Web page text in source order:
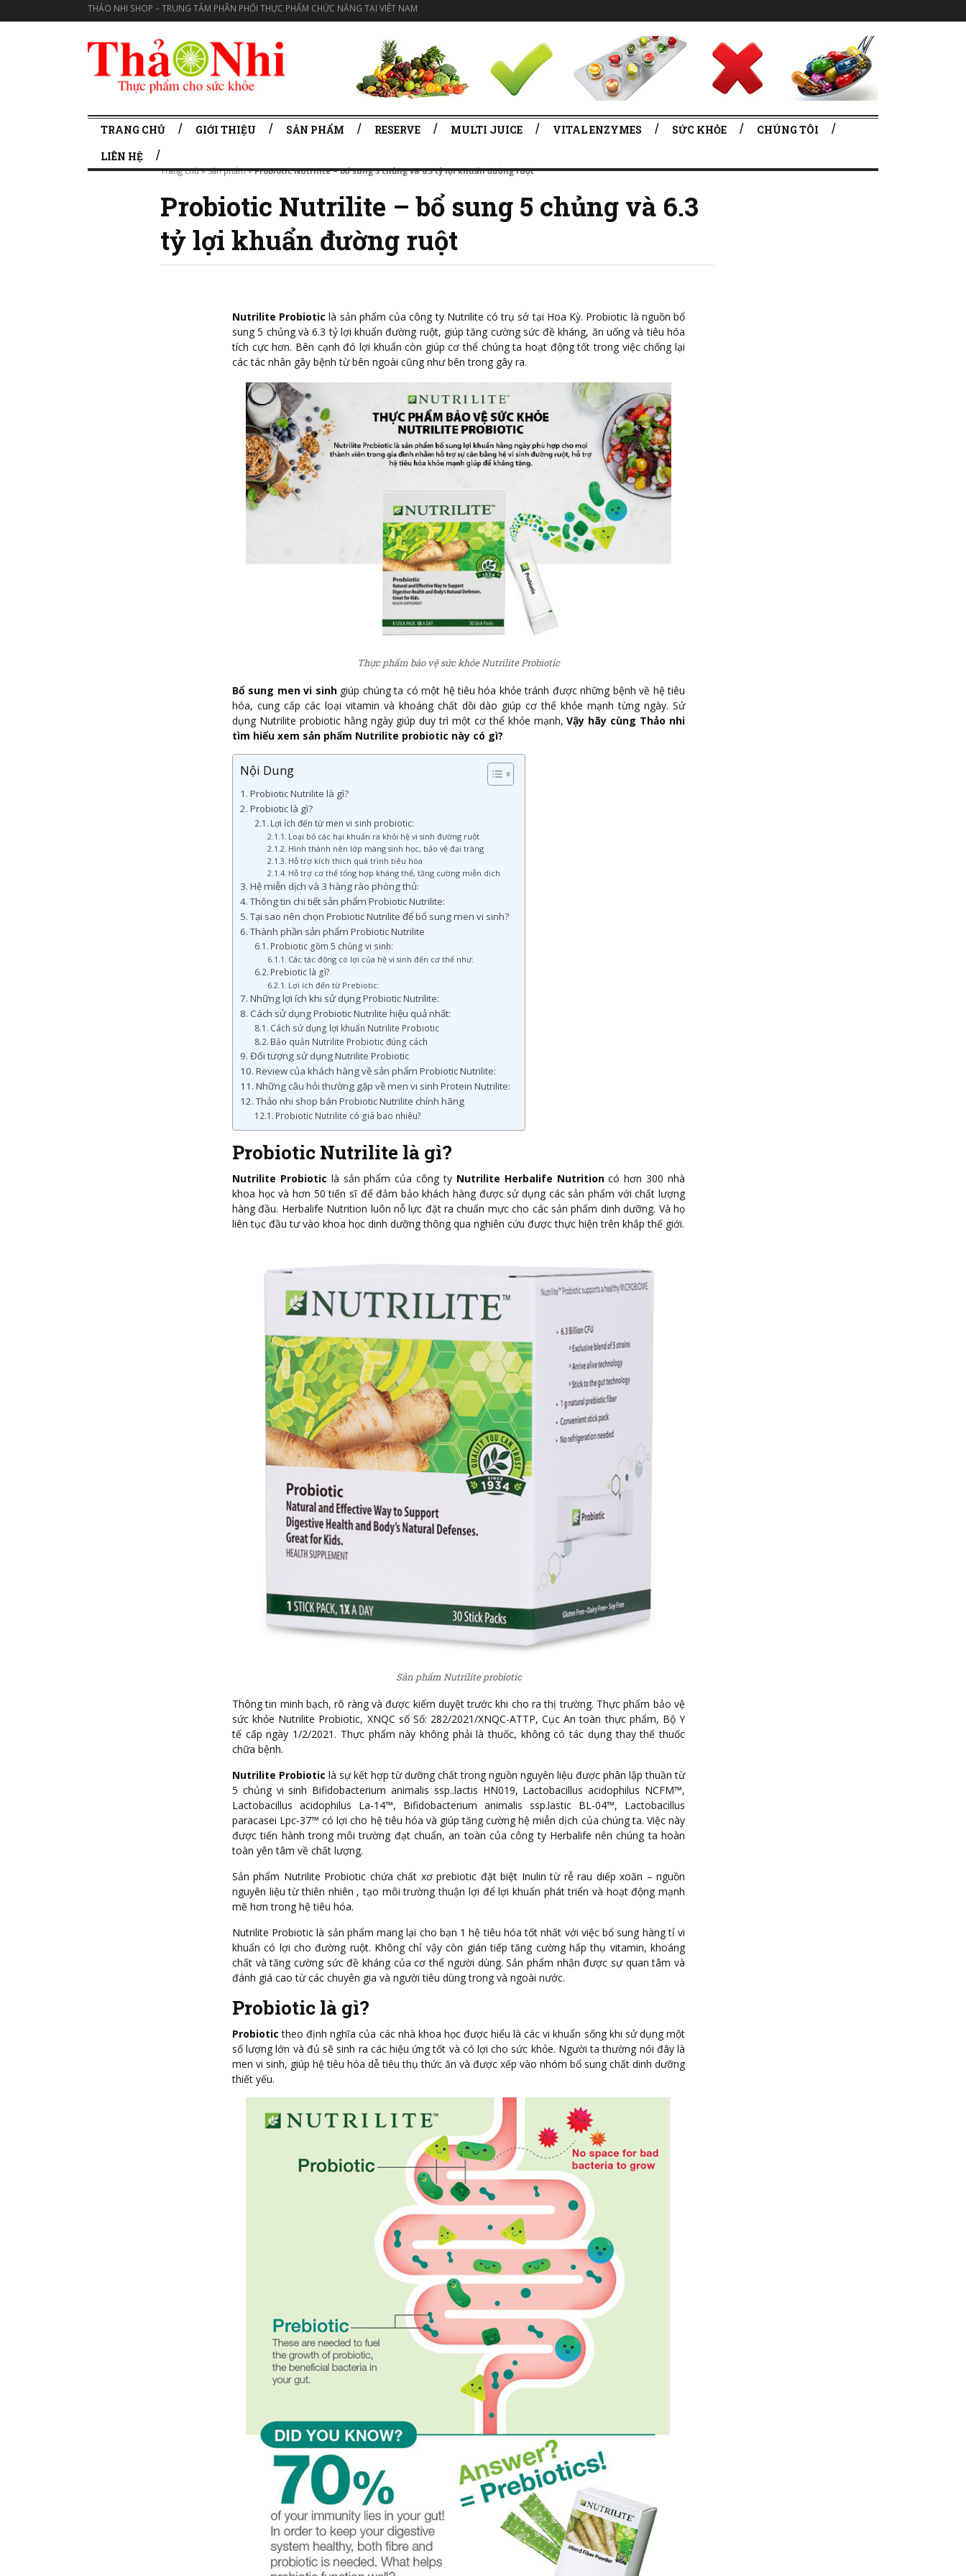
THẢO NHI SHOP – TRUNG TÂM PHÂN PHỐI THỰC PHẨM CHỨC NĂNG TẠI VIÊT NAM
TRANG CHỦ GIỚI THIỆU SẢN PHẨM RESERVE MULTI JUICE VITAL ENZYMES SỨC KHỎE
CHÚNG TÔI
LIÊN HỆ
Trang chủ»Sản phẩm»Probiotic Nutrilite – bổ sung 5 chủng và 6.3 tỷ lợi khuẩn đường ruột
Probiotic Nutrilite – bổ sung 5 chủng và 6.3
tỷ lợi khuẩn đường ruột
Nutrilite Probiotic là sản phẩm của công ty Nutrilite có trụ sở tại Hoa Kỳ. Probiotic là nguồn bổ
sung 5 chủng và 6.3 tỷ lợi khuẩn đường ruột, giúp tăng cường sức đề kháng, ăn uống và tiêu hóa
tích cực hơn. Bên cạnh đó lợi khuẩn còn giúp cơ thể chúng ta hoạt động tốt trong việc chống lại
các tác nhân gây bệnh từ bên ngoài cũng như bên trong gây ra.
Thực phẩm bảo vệ sức khỏe Nutrilite Probiotic
Bổ sung men vi sinhgiúp chúng ta có một hệ tiêu hóa khỏe tránh được những bệnh về hệ tiêu
hóa, cung cấp các loại vitamin và khoáng chất dồi dào giúp cơ thể khỏe mạnh từng ngày. Sử
dụng Nutrilite probiotic hằng ngày giúp duy trì một cơ thể khỏe mạnh,Vậy hãy cùng Thảo nhi
tìm hiểu xem sản phẩm Nutrilite probiotic này có gì?
Nội Dung
Probiotic Nutrilite là gì?
Probiotic là gì?
Lợi ích đến từ men vi sinh probiotic:
Loại bỏ các hại khuẩn ra khỏi hệ vi sinh đường ruột
Hình thành nên lớp màng sinh học, bảo vệ đại tràng
Hỗ trợ kích thích quá trình tiêu hóa
Hỗ trợ cơ thể tổng hợp kháng thể, tăng cường miễn dịch
Hệ miễn dịch và 3 hàng rào phòng thủ:
Thông tin chi tiết sản phẩm Probiotic Nutrilite:
Tại sao nên chọn Probiotic Nutrilite để bổ sung men vi sinh?
Thành phần sản phẩm Probiotic Nutrilite
Probiotic gồm 5 chủng vi sinh:
Các tác động có lợi của hệ vi sinh đến cơ thể như:
Prebiotic là gì?
Lợi ích đến từ Prebiotic:
Những lợi ích khi sử dụng Probiotic Nutrilite:
Cách sử dụng Probiotic Nutrilite hiệu quả nhất:
Cách sử dụng lợi khuẩn Nutrilite Probiotic
Bảo quản Nutrilite Probiotic đúng cách
Đối tượng sử dụng Nutrilite Probiotic
Review của khách hàng về sản phẩm Probiotic Nutrilite:
Những câu hỏi thường gặp về men vi sinh Protein Nutrilite:
Thảo nhi shop bán Probiotic Nutrilite chính hãng
Probiotic Nutrilite có giá bao nhiêu?
Probiotic Nutrilite là gì?
Nutrilite Probiotic là sản phẩm của công ty Nutrilite Herbalife Nutritioncó hơn 300 nhà
khoa học và hơn 50 tiến sĩ để đảm bảo khách hàng được sử dụng các sản phẩm với chất lượng
hàng đầu. Herbalife Nutrition luôn nỗ lực đặt ra chuẩn mực cho các sản phẩm dinh dưỡng. Và họ
liên tục đầu tư vào khoa học dinh dưỡng thông qua nghiên cứu được thực hiện trên khắp thế giới.
Sản phẩm Nutrilite probiotic
Thông tin minh bạch, rõ ràng và được kiểm duyệt trước khi cho ra thị trường. Thực phẩm bảo vệ
sức khỏe Nutrilite Probiotic, XNQC số Số: 282/2021/XNQC-ATTP, Cục An toàn thực phẩm, Bộ Y
tế cấp ngày 1/2/2021. Thực phẩm này không phải là thuốc, không có tác dụng thay thế thuốc
chữa bệnh.
Nutrilite Probiotic là sự kết hợp từ dưỡng chất trong nguồn nguyên liệu được phân lập thuần từ
5 chủng vi sinh Bifidobacterium animalis ssp..lactis HN019, Lactobacillus acidophilus NCFM™,
Lactobacillus acidophilus La-14™, Bifidobacterium animalis ssp.lastic BL-04™, Lactobacillus
paracasei Lpc-37™ có lợi cho hệ tiêu hóa và giúp tăng cường hệ miễn dịch của chúng ta. Việc này
được tiến hành trong môi trường đạt chuẩn, an toàn của công ty Herbalife nên chúng ta hoàn
toàn yên tâm về chất lượng.
Sản phẩm Nutrilite Probiotic chứa chất xơ prebiotic đặt biệt Inulin từ rễ rau diếp xoăn – nguồn
nguyên liệu từ thiên nhiên , tạo môi trường thuận lợi để lợi khuẩn phát triển và hoạt động mạnh
mẽ hơn trong hệ tiêu hóa.
Nutrilite Probiotic là sản phẩm mang lại cho bạn 1 hệ tiêu hóa tốt nhất với việc bổ sung hàng tỉ vi
khuẩn có lợi cho đường ruột. Không chỉ vậy còn gián tiếp tăng cường hấp thụ vitamin, khoáng
chất và tăng cường sức đề kháng của cơ thể người dùng. Sản phẩm nhận được sự quan tâm và
đánh giá cao từ các chuyên gia và người tiêu dùng trong và ngoài nước.
Probiotic là gì?
Probiotic theo định nghĩa của các nhà khoa học được hiểu là các vi khuẩn sống khi sử dụng một
số lượng lớn và đủ sẽ sinh ra các hiệu ứng tốt và có lợi cho sức khỏe. Người ta thường nói đây là
men vi sinh, giúp hệ tiêu hóa dễ tiêu thụ thức ăn và được xếp vào nhóm bổ sung chất dinh dưỡng
thiết yếu.